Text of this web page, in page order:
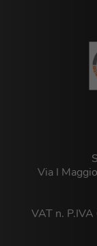
Via I
VAT n.